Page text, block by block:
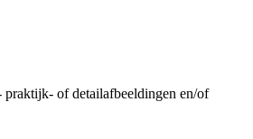
of detailafbeeldingen en/of